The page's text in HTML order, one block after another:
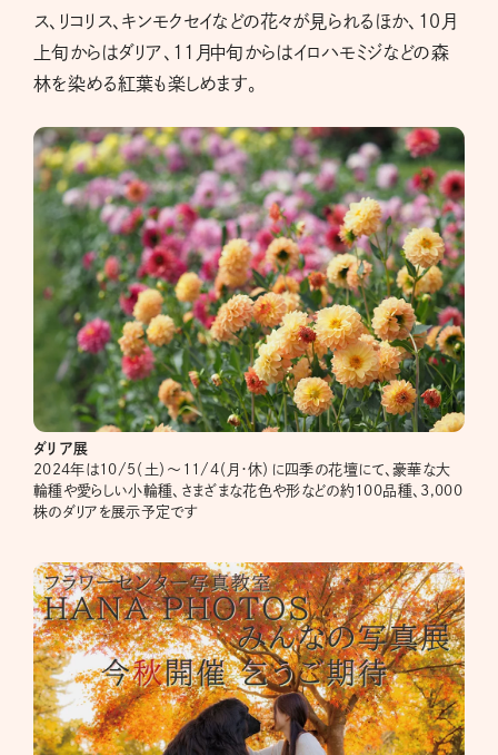
ス、リコリス、キンモクセイなどの花々が見られるほか、10月
上旬からはダリア、11月中旬からはイロハモミジなどの森
林を染める紅葉も楽しめます。
ダリア展
2024年は10/5（土）～11/4（月・休）に四季の花壇にて、豪華な大
輪種や愛らしい小輪種、さまざまな花色や形などの約100品種、3,000
株のダリアを展示予定です